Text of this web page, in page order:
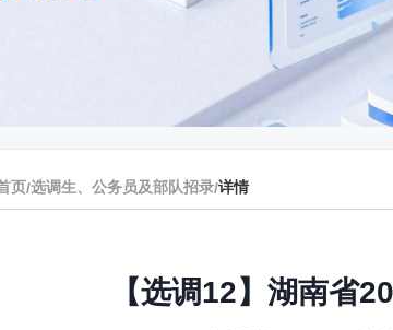
页/选调生、公务员及部队招录/详情
【选调12】湖南省